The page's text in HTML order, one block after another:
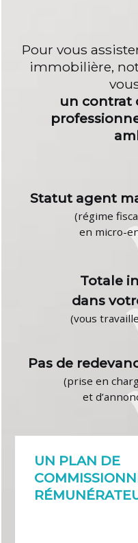
Pour vous
immobilière,
un contrat
Statut agent
(régime
en micro-
Totale
dans
(vous
Pas de
(prise en
et
UN PLAN DE